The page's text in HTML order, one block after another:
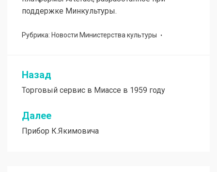
поддержке Минкультуры.
Рубрика: Новости Министерства культуры
Навигация
по
записям
Назад
Торговый сервис в Миассе в 1959 году
Далее
Прибор К.Якимовича